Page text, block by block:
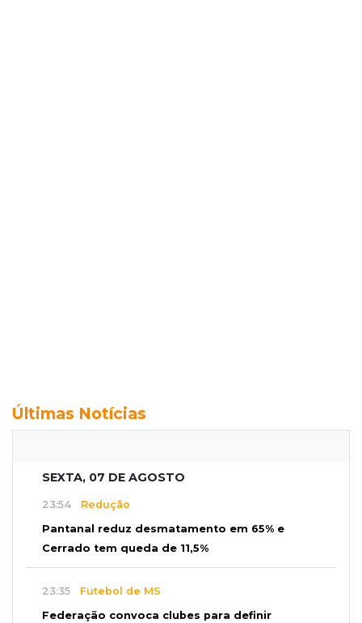
Últimas Notícias
SEXTA, 07 DE AGOSTO
23:54 Redução
Pantanal reduz desmatamento em 65% e
Cerrado tem queda de 11,5%
23:35 Futebol de MS
Federação convoca clubes para definir